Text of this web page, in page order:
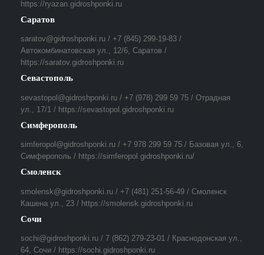
https://ryazan.gidroshponki.ru
Саратов
saratov@gidroshponki.ru / +7 (845) 299-19-83 /
Автокомбинатовская ул., 12/6, Саратов /
https://saratov.gidroshponki.ru
Севастополь
sevastopol@gidroshponki.ru / +7 (978) 299 59 75 / Отрадная
ул., 17/1 / https://sevastopol.gidroshponki.ru
Симферополь
simferopol@gidroshponki.ru / +7 978 299 59 75 / Базовая ул., 6,
Симферополь / https://simferopol.gidroshponki.ru/
Смоленск
smolensk@gidroshponki.ru / +7 (481) 251-56-49 / Смоленск
Кашена ул., 23 / https://smolensk.gidroshponki.ru
Сочи
sochi@gidroshponki.ru / 7 (862) 279-23-01 / Краснодонская ул.,
64, Сочи / https://sochi.gidroshponki.ru